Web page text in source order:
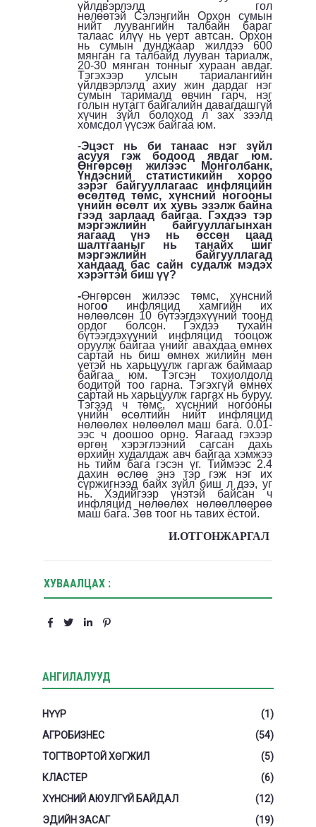
үйлдвэрлэлд гол
нөлөөтэй Сэлэнгийн Орхон сумын
нийт луувангийн талбайн бараг
талаас илүү нь үерт автсан. Орхон
нь сумын дунджаар жилдээ 600
мянган га талбайд лууван тариалж,
20-30 мянган тонныг хураан авдаг.
Тэгэхээр улсын тариалангийн
үйлдвэрлэлд ахиу жин дардаг нэг
сумын тарималд өвчин гарч, нэг
голын нутагт байгалийн давагдашгүй
хүчин зүйл болоход л зах зээлд
хомсдол үүсэж байгаа юм.
-Эцэст нь би танаас нэг зүйл
асууя гэж бодоод явдаг юм.
Өнгөрсөн жилээс Монголбанк,
Үндэсний статистикийн хороо
зэрэг байгууллагаас инфляцийн
өсөлтөд төмс, хүнсний ногооны
үнийн өсөлт их хувь эзэлж байна
гээд зарлаад байгаа. Гэхдээ тэр
мэргэжлийн байгууллагынхан
яагаад үнэ нь өссөн цаад
шалтгааныг нь танайх шиг
мэргэжлийн байгууллагад
хандаад бас сайн судалж мэдэх
хэрэгтэй биш үү?
-Өнгөрсөн жилээс төмс, хүнсний
ногоо инфляцид хамгийн их
нөлөөлсөн 10 бүтээгдэхүүний тоонд
ордог болсон. Гэхдээ тухайн
бүтээгдэхүүний инфляцид тооцож
оруулж байгаа үнийг авахдаа өмнөх
сартай нь биш өмнөх жилийн мөн
үетэй нь харьцуулж гаргаж баймаар
байгаа юм. Тэгсэн тохиолдолд
бодитой тоо гарна. Тэгэхгүй өмнөх
сартай нь харьцуулж гаргах нь буруу.
Тэгээд ч төмс, хүснний ногооны
үнийн өсөлтийн нийт инфляцид
нөлөөлөх нөлөөлөл маш бага. 0.01-
ээс ч доошоо орно. Яагаад гэхээр
өргөн хэрэглээний сагсан дахь
өрхийн худалдаж авч байгаа хэмжээ
нь тийм бага гэсэн үг. Тиймээс 2.4
дахин өслөө энэ тэр гэж нэг их
сүржигнээд байх зүйл биш л дээ, уг
нь. Хэдийгээр үнэтэй байсан ч
инфляцид нөлөөлөх нөлөөллөөрөө
маш бага. Зөв тоог нь тавих ёстой.
И.ОТГОНЖАРГАЛ
ХУВААЛЦАХ :
АНГИЛАЛУУД
НҮҮР
(1)
АГРОБИЗНЕС
(54)
ТОГТВОРТОЙ ХӨГЖИЛ
(5)
КЛАСТЕР
(6)
ХҮНСНИЙ АЮУЛГҮЙ БАЙДАЛ
(12)
ЭДИЙН ЗАСАГ
(19)